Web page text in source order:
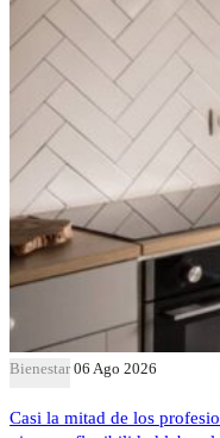
Bienestar 06 Ago 2026
Casi la mitad de los